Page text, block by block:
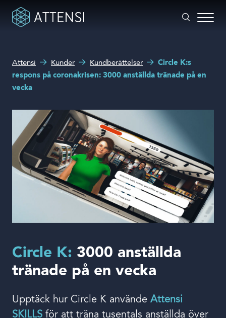
Spelbaserad träning
Attensi AI
Våra kunder
Lösningar och produkter
Om oss
Boka en demo
Inloggning
Hur kan vi hjälpa dig?
Sökruta
Attensi Kunder Kundberättelser
Circle K:s
respons på coronakrisen: 3000 anställda tränade på en
vecka
Circle K: 3000 anställda
tränade på en vecka
Upptäck hur Circle K använde Attensi
SKILLS för att träna tusentals anställda över